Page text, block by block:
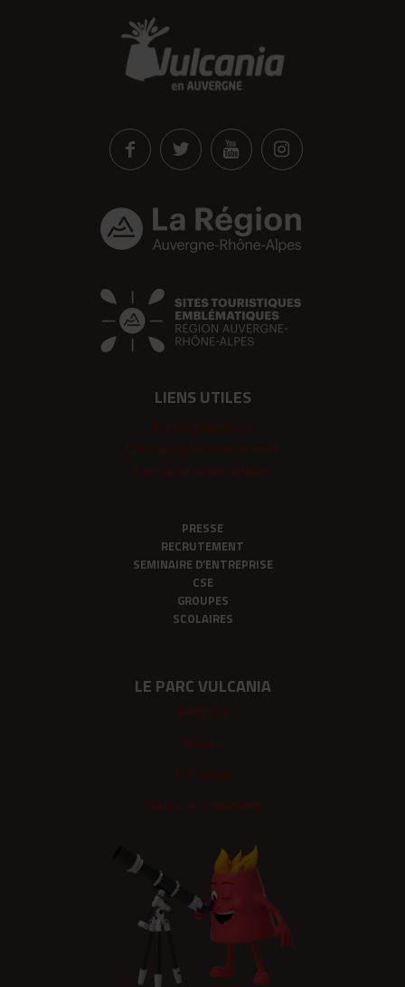
LIENS UTILES
Foire aux questions
Conditions générales de vente
Formulaire de rétractation
PRESSE
RECRUTEMENT
SEMINAIRE D’ENTREPRISE
CSE
GROUPES
SCOLAIRES
LE PARC VULCANIA
Billetterie
Séjours
Animations
Calendrier d'ouverture